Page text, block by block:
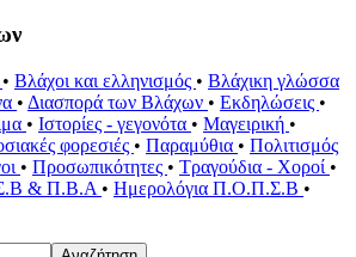
• Βλάχοι και ελληνισμός • Βλάχικη γλώσσα
• Διασπορά των Βλάχων • Εκδηλώσεις •
• Ιστορίες - γεγονότα • Μαγειρική •
φορεσιές • Παραμύθια • Πολιτισμός
• Προσωπικότητες • Τραγούδια - Χοροί •
& Π.Β.Α • Ημερολόγια Π.Ο.Π.Σ.Β •